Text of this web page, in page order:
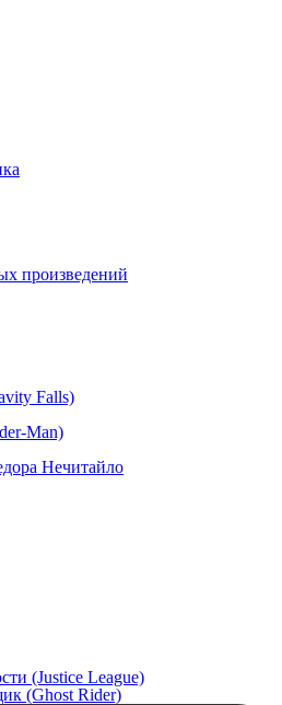
произведений
Falls)
Man)
Нечитайло
(Justice League)
(Ghost Rider)